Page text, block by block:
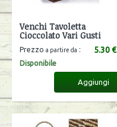
Venchi Tavoletta
Cioccolato Vari Gusti
Prezzo a partire da : 5.30 €
Disponibile
Aggiungi